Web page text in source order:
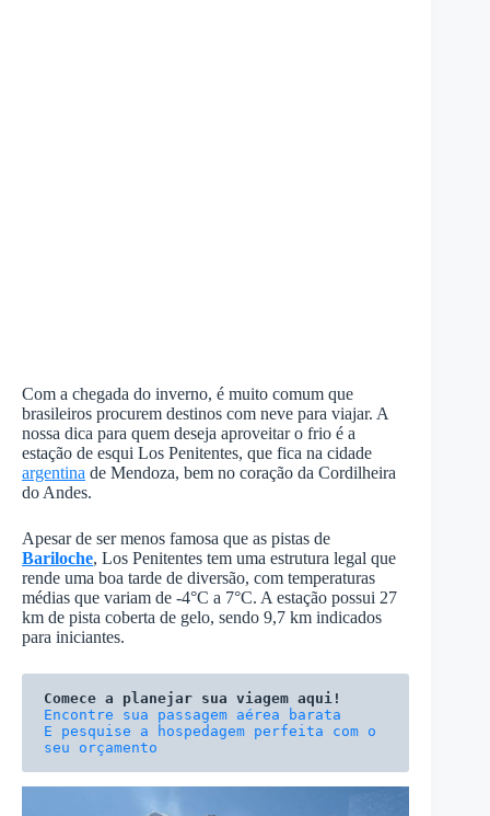
Com a chegada do inverno, é muito comum que
brasileiros procurem destinos com neve para viajar. A
nossa dica para quem deseja aproveitar o frio é a
estação de esqui Los Penitentes, que fica na cidade
argentina de Mendoza, bem no coração da Cordilheira
do Andes.
Apesar de ser menos famosa que as pistas de
Bariloche, Los Penitentes tem uma estrutura legal que
rende uma boa tarde de diversão, com temperaturas
médias que variam de -4°C a 7°C. A estação possui 27
km de pista coberta de gelo, sendo 9,7 km indicados
para iniciantes.
Comece a planejar sua viagem aqui!
E pesquise a hospedagem perfeita com o
seu orçamento